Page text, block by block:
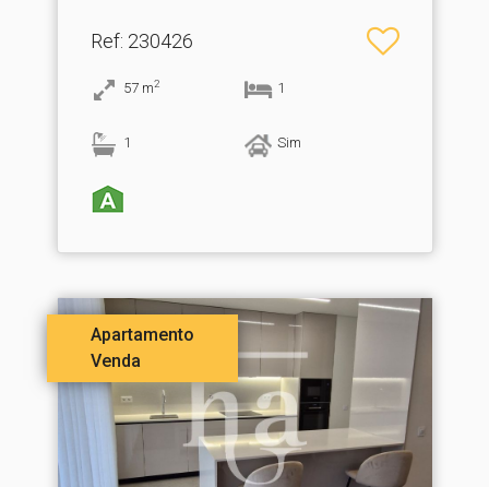
Ref: 230426
57 m2 1
1 Sim
Apartamento
Venda